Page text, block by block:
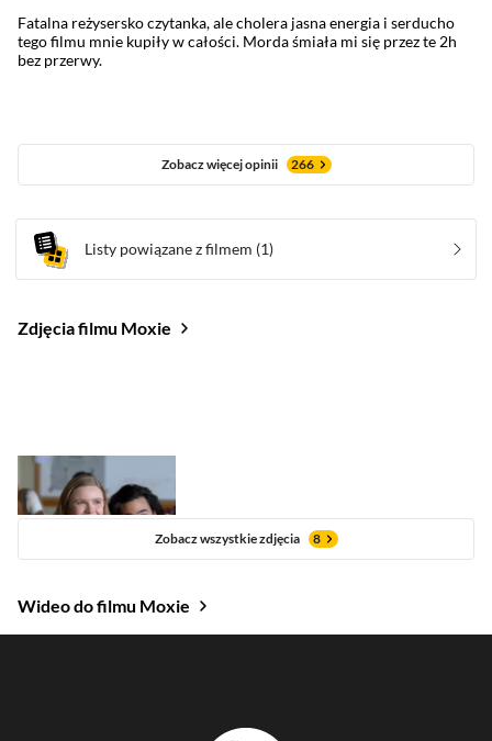
Fatalna reżysersko czytanka, ale cholera jasna energia i serducho
tego filmu mnie kupiły w całości. Morda śmiała mi się przez te 2h
bez przerwy.
Zobacz więcej opinii 266
Listy powiązane z filmem (1)
Zdjęcia filmu Moxie
Zobacz wszystkie zdjęcia 8
Wideo do filmu Moxie